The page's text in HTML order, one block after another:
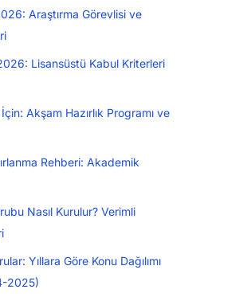
Araştırma Görevlisi ve
Lisansüstü Kabul Kriterleri
Akşam Hazırlık Programı ve
Rehberi: Akademik
Nasıl Kurulur? Verimli
Yıllara Göre Konu Dağılımı
2025)